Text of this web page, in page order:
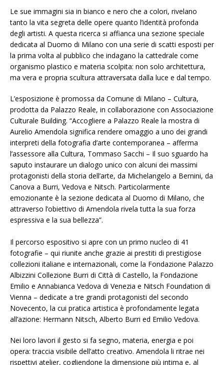
Le sue immagini sia in bianco e nero che a colori, rivelano
tanto la vita segreta delle opere quanto l’identità profonda
degli artisti. A questa ricerca si affianca una sezione speciale
dedicata al Duomo di Milano con una serie di scatti esposti per
la prima volta al pubblico che indagano la cattedrale come
organismo plastico e materia scolpita: non solo architettura,
ma vera e propria scultura attraversata dalla luce e dal tempo.
L’esposizione è promossa da Comune di Milano – Cultura,
prodotta da Palazzo Reale, in collaborazione con Associazione
Culturale Building. “Accogliere a Palazzo Reale la mostra di
Aurelio Amendola significa rendere omaggio a uno dei grandi
interpreti della fotografia d’arte contemporanea – afferma
l’assessore alla Cultura, Tommaso Sacchi – Il suo sguardo ha
saputo instaurare un dialogo unico con alcuni dei massimi
protagonisti della storia dell’arte, da Michelangelo a Bernini, da
Canova a Burri, Vedova e Nitsch. Particolarmente
emozionante è la sezione dedicata al Duomo di Milano, che
attraverso l’obiettivo di Amendola rivela tutta la sua forza
espressiva e la sua bellezza”.
Il percorso espositivo si apre con un primo nucleo di 41
fotografie – qui riunite anche grazie ai prestiti di prestigiose
collezioni italiane e internazionali, come la Fondazione Palazzo
Albizzini Collezione Burri di Città di Castello, la Fondazione
Emilio e Annabianca Vedova di Venezia e Nitsch Foundation di
Vienna – dedicate a tre grandi protagonisti del secondo
Novecento, la cui pratica artistica è profondamente legata
all’azione: Hermann Nitsch, Alberto Burri ed Emilio Vedova.
Nei loro lavori il gesto si fa segno, materia, energia e poi
opera: traccia visibile dell’atto creativo. Amendola li ritrae nei
rispettivi atelier, cogliendone la dimensione più intima e, al